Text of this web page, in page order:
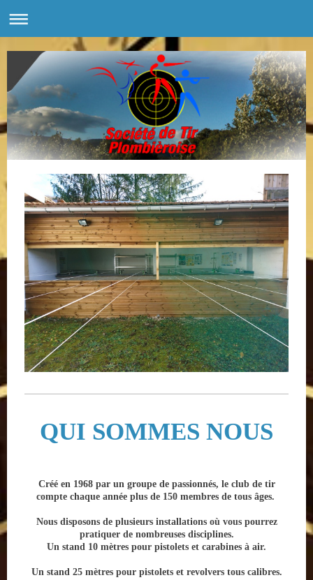
QUI SOMMES NOUS
Créé en 1968 par un groupe de passionnés, le club de tir
compte chaque année plus de 150 membres de tous âges.
Nous disposons de plusieurs installations où vous pourrez
pratiquer de nombreuses disciplines.
Un stand 10 mètres pour pistolets et carabines à air.
Un stand 25 mètres pour pistolets et revolvers tous calibres.